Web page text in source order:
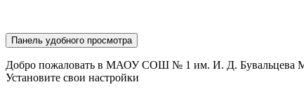
Панель удобного просмотра
Добро пожаловать в МАОУ СОШ № 1 им. И. Д. Бувальцева
Установите свои настройки